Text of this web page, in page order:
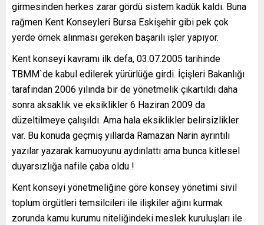
girmesinden herkes zarar gördü sistem kadük kaldı. Buna
rağmen Kent Konseyleri Bursa Eskişehir gibi pek çok
yerde örnek alınması gereken başarılı işler yapıyor.
Kent konseyi kavramı ilk defa, 03.07.2005 tarihinde
TBMM`de kabul edilerek yürürlüğe girdi. İçişleri Bakanlığı
tarafından 2006 yılında bir de yönetmelik çıkartıldı daha
sonra aksaklık ve eksiklikler 6 Haziran 2009 da
düzeltilmeye çalışıldı. Ama hala eksiklikler belirsizlikler
var. Bu konuda geçmiş yıllarda Ramazan Narin ayrıntılı
yazılar yazarak kamuoyunu aydınlattı ama bunca kitlesel
duyarsızlığa nafile çaba oldu !
Kent konseyi yönetmeliğine göre konsey yönetimi sivil
toplum örgütleri temsilcileri ile ilişkiler ağını kurmak
zorunda kamu kurumu niteliğindeki meslek kuruluşları ile